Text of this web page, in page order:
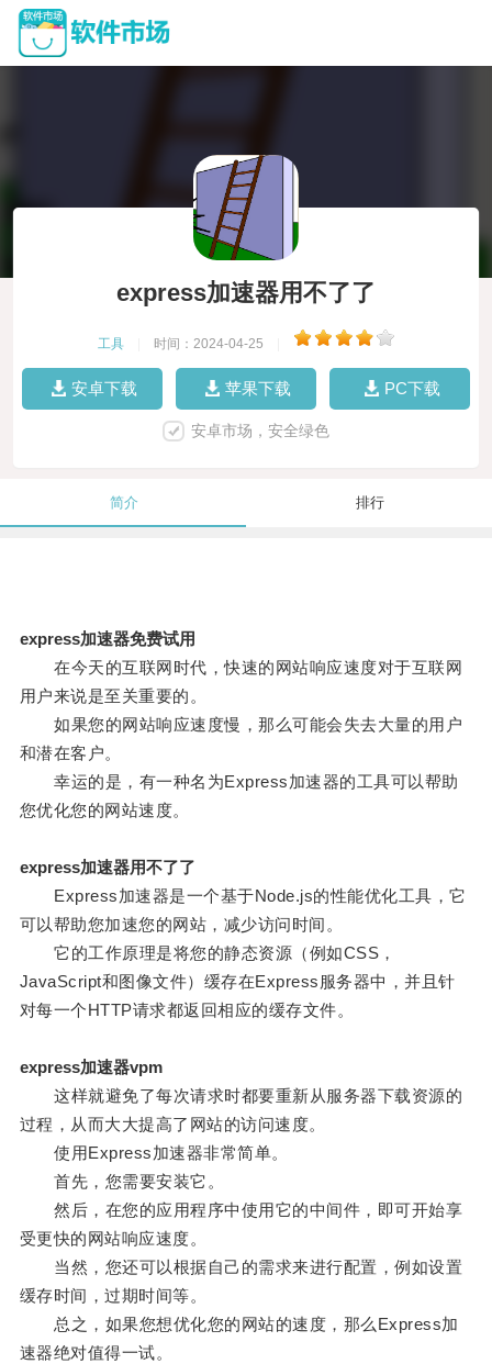
express加速器用不了了
工具 时间：2024-04-25
安卓下载 苹果下载 PC下载
安卓市场，安全绿色
简介 排行
express加速器免费试用
在今天的互联网时代，快速的网站响应速度对于互联网
用户来说是至关重要的。
如果您的网站响应速度慢，那么可能会失去大量的用户
和潜在客户。
幸运的是，有一种名为Express加速器的工具可以帮助
您优化您的网站速度。
express加速器用不了了
Express加速器是一个基于Node.js的性能优化工具，它
可以帮助您加速您的网站，减少访问时间。
它的工作原理是将您的静态资源（例如CSS，
JavaScript和图像文件）缓存在Express服务器中，并且针
对每一个HTTP请求都返回相应的缓存文件。
express加速器vpm
这样就避免了每次请求时都要重新从服务器下载资源的
过程，从而大大提高了网站的访问速度。
使用Express加速器非常简单。
首先，您需要安装它。
然后，在您的应用程序中使用它的中间件，即可开始享
受更快的网站响应速度。
当然，您还可以根据自己的需求来进行配置，例如设置
缓存时间，过期时间等。
总之，如果您想优化您的网站的速度，那么Express加
速器绝对值得一试。